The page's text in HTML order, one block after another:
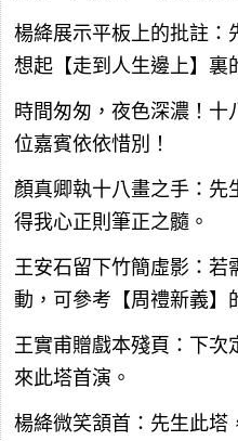
楊絳展示平板上的批註：
想起【走到人生邊上】裏
時間匆匆，夜色深濃！十
位嘉賓依依惜別！
顏真卿執十八畫之手：先
得我心正則筆正之髓。
王安石留下竹簡虛影：若
動，可參考【周禮新義】
王實甫贈戲本殘頁：下次
來此塔首演。
楊絳微笑頷首：先生此塔